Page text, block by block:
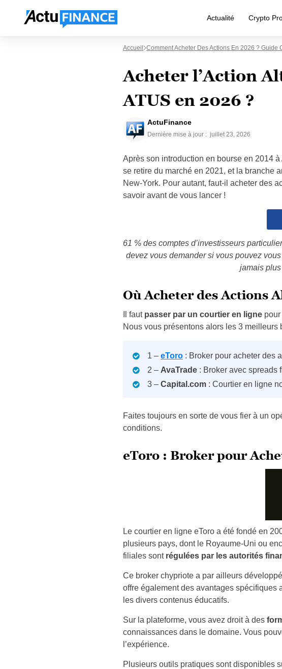
Actualité Crypto
Accueil Comment Acheter Des Actions En 2026 ? Guide
Acheter l’Action
ATUS en 2026 ?
ActuFinance
Dernière mise à jour : juillet 23, 2026
Après son introduction en bourse en 2014
se retire du marché en 2021, et la branche
New-York. Pour autant, faut-il acheter des
savoir avant de vous lancer !
61 % des comptes d’investisseurs
devez vous demander si vous pouvez
jamais
Où Acheter des Actions
Il faut passer par un courtier en ligne
Nous vous présentons alors les 3
1 – eToro : Broker pour acheter des
2 – AvaTrade : Broker avec spreads
3 – Capital.com : Courtier en ligne
Faites toujours en sorte de vous fier à un
conditions.
eToro : Broker pour
Le courtier en ligne eToro a été fondé en
plusieurs pays, dont le Royaume-Uni ou
filiales sont régulées par les autorités
Ce broker chypriote a par ailleurs
offre également des avantages spécifiques
les divers contenus éducatifs.
Sur la plateforme, vous avez droit à des
connaissances dans le domaine. Vous
l’expérience.
Plusieurs outils pratiques sont disponibles